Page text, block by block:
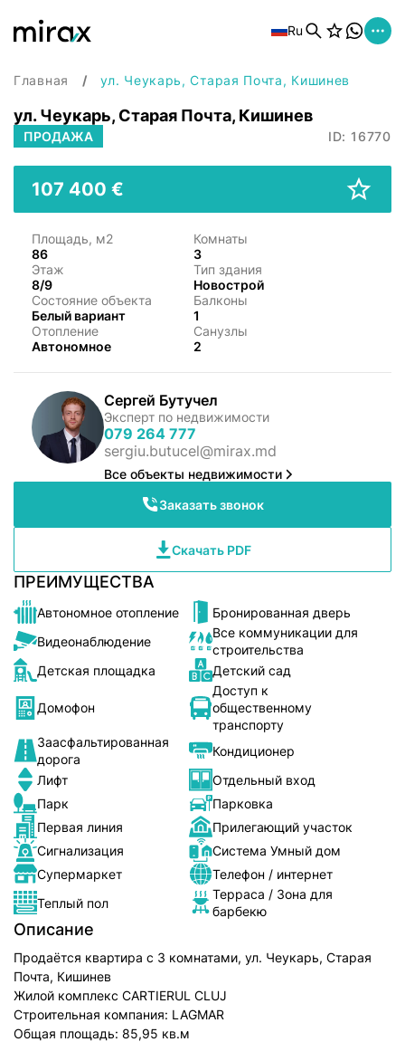
Ru
Главная ул. Чеукарь, Старая Почта, Кишинев
ул. Чеукарь, Старая Почта, Кишинев
ПРОДАЖА ID: 16770
107 400 €
Площадь, м2
86
Комнаты
3
Этаж
8/9
Тип здания
Новострой
Состояние объекта
Белый вариант
Балконы
1
Отопление
Автономное
Санузлы
2
Сергей Бутучел
Эксперт по недвижимости
079 264 777
sergiu.butucel@mirax.md
Все объекты недвижимости
Заказать звонок
Скачать PDF
ПРЕИМУЩЕСТВА
Автономное отопление
Бронированная дверь
Видеонаблюдение
Все коммуникации для
строительства
Детская площадка
Детский сад
Домофон
Доступ к
общественному
транспорту
Заасфальтированная
дорога
Кондиционер
Лифт
Отдельный вход
Парк
Парковка
Первая линия
Прилегающий участок
Сигнализация
Система Умный дом
Супермаркет
Телефон / интернет
Теплый пол
Терраса / Зона для
барбекю
Описание
Продаётся квартира с 3 комнатами, ул. Чеукарь, Старая
Почта, Кишинев
Жилой комплекс CARTIERUL CLUJ
Строительная компания: LAGMAR
Общая площадь: 85,95 кв.м